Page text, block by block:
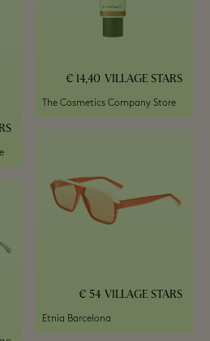
VILLAGE STARS
14,40 €
The Cosmetics Company Store
VILLAGE STARS
54 €
Etnia Barcelona